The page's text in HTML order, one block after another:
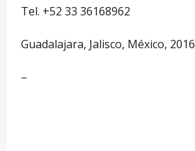
Tel. +52 33 36168962
Guadalajara, Jalisco, México, 2016
–